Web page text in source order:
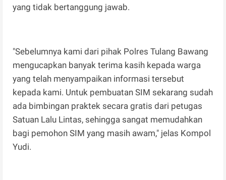
yang tidak bertanggung jawab.
"Sebelumnya kami dari pihak Polres Tulang Bawang
mengucapkan banyak terima kasih kepada warga
yang telah menyampaikan informasi tersebut
kepada kami. Untuk pembuatan SIM sekarang sudah
ada bimbingan praktek secara gratis dari petugas
Satuan Lalu Lintas, sehingga sangat memudahkan
bagi pemohon SIM yang masih awam," jelas Kompol
Yudi.